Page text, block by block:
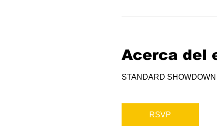
Acerca del
STANDARD SHOWDOWN
RSVP